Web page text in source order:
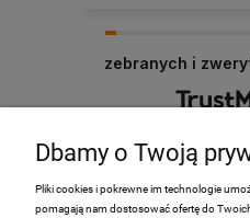
zebranych i
Dbamy o Twoją
Pliki cookies i pokrewne im technologie
pomagają nam dostosować ofertę do